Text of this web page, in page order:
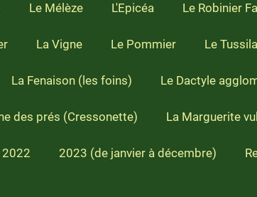
Le Mélèze L'Epicéa Le Robinier
La Vigne Le Pommier Le
La Fenaison (les foins) Le Dactyle
des prés (Cressonette) La Marguerite
2022 2023 (de janvier à décembre)